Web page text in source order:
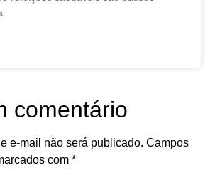
comentário
e-mail não será publicado. Campos
com *